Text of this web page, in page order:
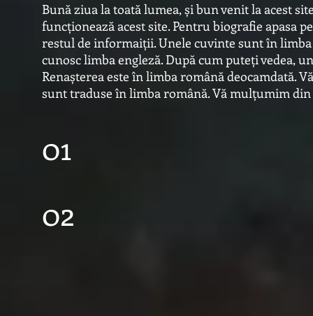
Bună ziua la toată lumea, și bun venit la acest
funcționează acest site. Pentru biografie apasa
restul de informaiții. Unele cuvinte sunt în
cunosc limba engleză. După cum puteți vedea,
Renașterea este în limba română deocamdată.
sunt traduse în limba română. Vă mulțumim
01
02